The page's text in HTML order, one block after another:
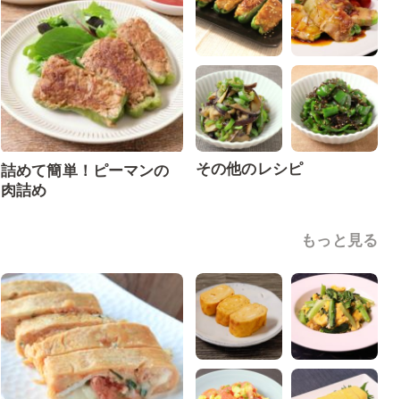
詰めて簡単！ピーマンの
肉詰め
その他のレシピ
もっと見る